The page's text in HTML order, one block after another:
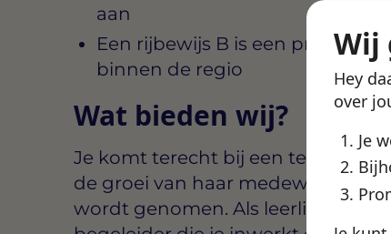
Wij
Hey
over
Je
aan
Een rijbewijs B is een pré,
binnen de regio
Wat bieden wij?
Je komt terecht bij een
de groei van haar medewerkers
wordt genomen. Als leerling